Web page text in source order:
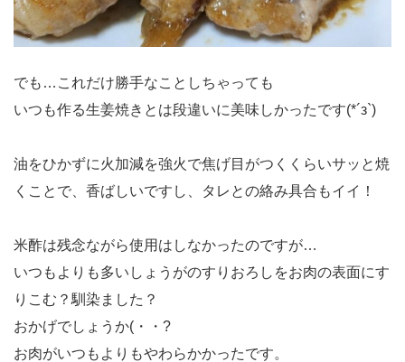
でも…これだけ勝手なことしちゃっても
いつも作る生姜焼きとは段違いに美味しかったです(*´з`)
油をひかずに火加減を強火で焦げ目がつくくらいサッと焼
くことで、香ばしいですし、タレとの絡み具合もイイ！
米酢は残念ながら使用はしなかったのですが…
いつもよりも多いしょうがのすりおろしをお肉の表面にす
りこむ？馴染ました？
おかげでしょうか(・・?
お肉がいつもよりもやわらかかったです。